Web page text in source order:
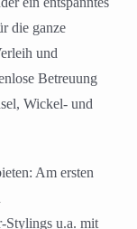
die ganze
und
Betreuung
Wickel- und
Am ersten
Stylings u.a. mit